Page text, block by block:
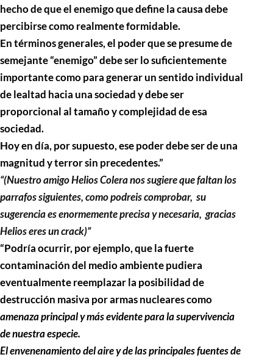
hecho de que el enemigo que define la causa debe
percibirse como realmente formidable.
En términos generales, el poder que se presume de
semejante “enemigo” debe ser lo suficientemente
importante como para generar un sentido individual
de lealtad hacia una sociedad y debe ser
proporcional al tamaño y complejidad de esa
sociedad.
Hoy en día, por supuesto, ese poder debe ser de una
magnitud y terror sin precedentes.”
“(Nuestro amigo Helios Colera nos sugiere que faltan los
parrafos siguientes, como podreis comprobar, su
sugerencia es enormemente precisa y necesaria, gracias
Helios eres un crack)”
“Podría ocurrir, por ejemplo, que la fuerte
contaminación del medio ambiente pudiera
eventualmente reemplazar la posibilidad de
destrucción masiva por armas nucleares como
amenaza principal y más evidente para la supervivencia
de nuestra especie.
El envenenamiento del aire y de las principales fuentes de